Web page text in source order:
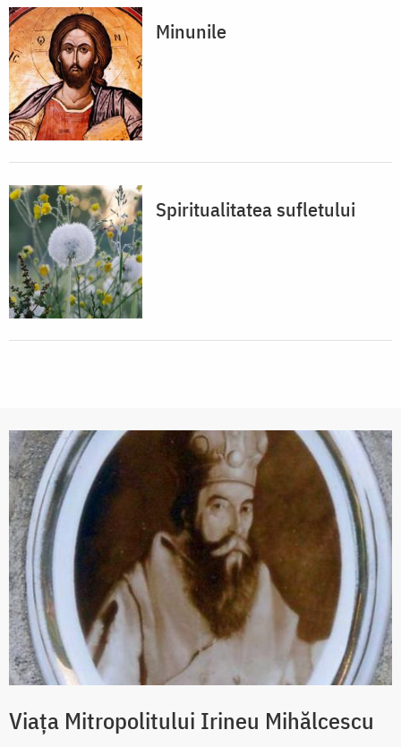
Minunile
Spiritualitatea sufletului
Viața Mitropolitului Irineu Mihălcescu